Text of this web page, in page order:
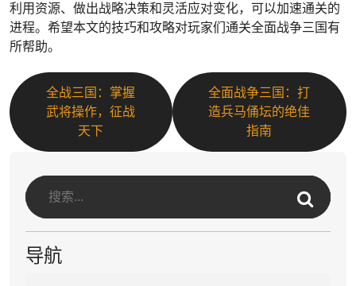
利用资源、做出战略决策和灵活应对变化，可以加速通关的
进程。希望本文的技巧和攻略对玩家们通关全面战争三国有
所帮助。
全战三国：掌握
武将操作，征战
天下
全面战争三国：打
造兵马俑坛的绝佳
指南
导航